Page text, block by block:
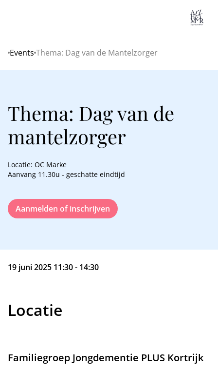
Home
Events Thema: Dag van de Mantelzorger
Thema: Dag van de
mantelzorger
Locatie: OC Marke
Aanvang 11.30u - geschatte eindtijd
Aanmelden of inschrijven
19 juni 2025 11:30 - 14:30
Locatie
Familiegroep Jongdementie PLUS Kortrijk